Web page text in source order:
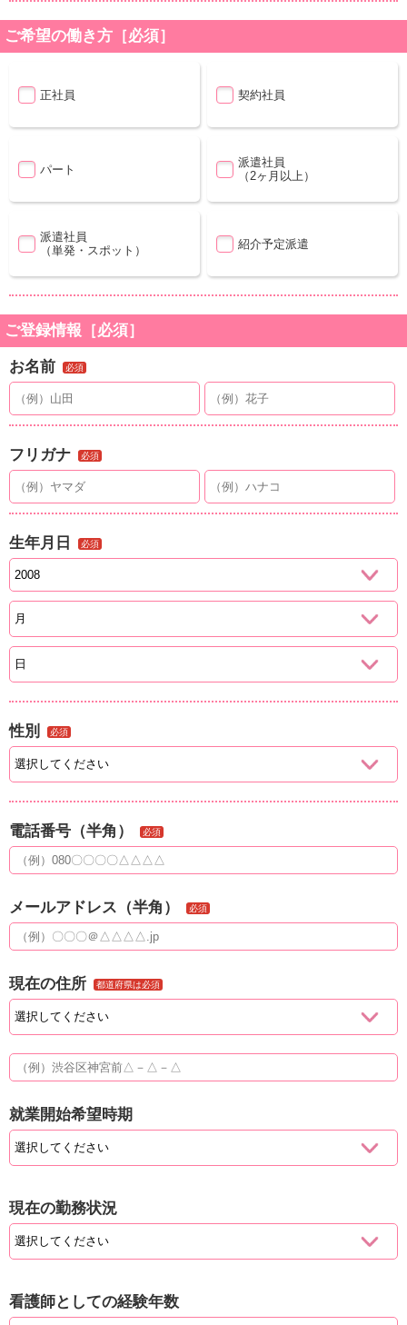
ご希望の働き方［必須］
正社員 契約社員
パート
派遣社員
（2ヶ月以上）
派遣社員
（単発・スポット）
紹介予定派遣
ご登録情報［必須］
お名前 必須
フリガナ 必須
生年月日 必須
性別 必須
電話番号（半角） 必須
メールアドレス（半角） 必須
現在の住所 都道府県は必須
就業開始希望時期
現在の勤務状況
看護師としての経験年数